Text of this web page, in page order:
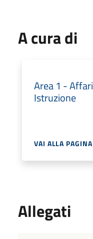
A cura di
Area 1 -
Istruzione
VAI ALLA PAGINA
Allegati